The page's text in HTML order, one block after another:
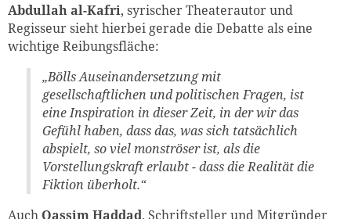
Abdullah al-Kafri, syrischer Theaterautor und
Regisseur sieht hierbei gerade die Debatte als eine
wichtige Reibungsfläche:
„Bölls Auseinandersetzung mit
gesellschaftlichen und politischen Fragen, ist
eine Inspiration in dieser Zeit, in der wir das
Gefühl haben, dass das, was sich tatsächlich
abspielt, so viel monströser ist, als die
Vorstellungskraft erlaubt - dass die Realität die
Fiktion überholt.“
Auch Qassim Haddad, Schriftsteller und Mitgründer